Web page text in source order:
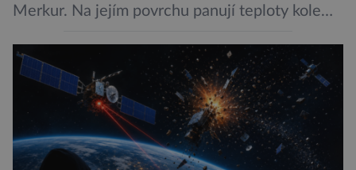
Merkur. Na jejím povrchu panují teploty kolem
hustší než na Zemi a aby toho nebylo málo, z
oblaků se snáší kapky kyseliny sírové. Zkrátka,
není to prostředí, ve kterém by příčetný člověk
chtěl strávit […]